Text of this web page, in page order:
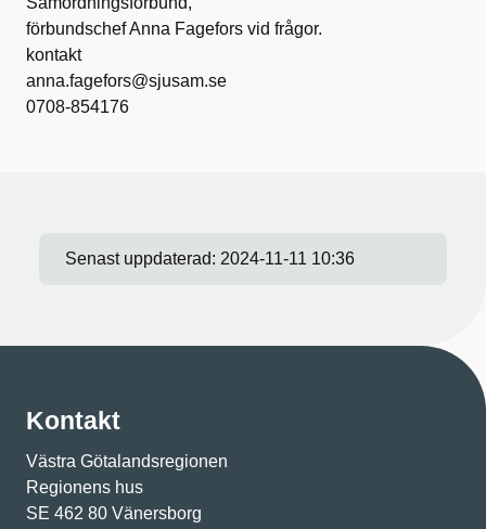
förbundschef Anna Fagefors vid frågor.
kontakt
anna.fagefors@sjusam.se
0708-854176
Senast uppdaterad: 2024-11-11 10:36
Kontakt
Västra Götalandsregionen
Regionens hus
SE 462 80 Vänersborg